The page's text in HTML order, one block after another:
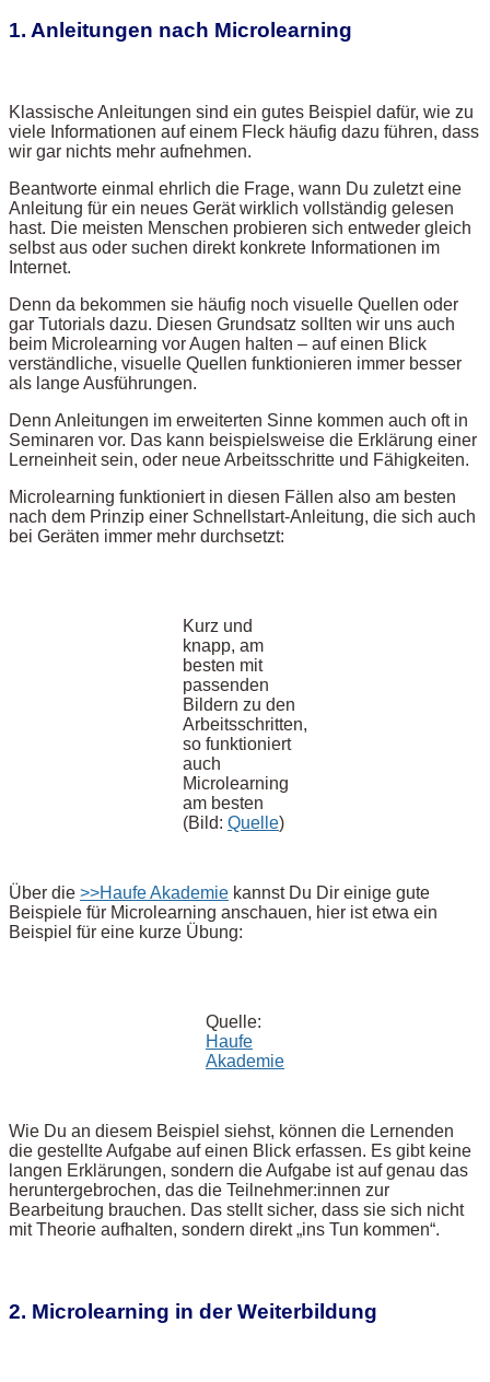
1. Anleitungen nach Microlearning
Klassische Anleitungen sind ein gutes Beispiel dafür, wie zu
viele Informationen auf einem Fleck häufig dazu führen, dass
wir gar nichts mehr aufnehmen.
Beantworte einmal ehrlich die Frage, wann Du zuletzt eine
Anleitung für ein neues Gerät wirklich vollständig gelesen
hast. Die meisten Menschen probieren sich entweder gleich
selbst aus oder suchen direkt konkrete Informationen im
Internet.
Denn da bekommen sie häufig noch visuelle Quellen oder
gar Tutorials dazu. Diesen Grundsatz sollten wir uns auch
beim Microlearning vor Augen halten – auf einen Blick
verständliche, visuelle Quellen funktionieren immer besser
als lange Ausführungen.
Denn Anleitungen im erweiterten Sinne kommen auch oft in
Seminaren vor. Das kann beispielsweise die Erklärung einer
Lerneinheit sein, oder neue Arbeitsschritte und Fähigkeiten.
Microlearning funktioniert in diesen Fällen also am besten
nach dem Prinzip einer Schnellstart-Anleitung, die sich auch
bei Geräten immer mehr durchsetzt:
Kurz und
knapp, am
besten mit
passenden
Bildern zu den
Arbeitsschritten,
so funktioniert
auch
Microlearning
am besten
(Bild: Quelle)
Über die >>Haufe Akademie kannst Du Dir einige gute
Beispiele für Microlearning anschauen, hier ist etwa ein
Beispiel für eine kurze Übung:
Quelle:
Haufe
Akademie
Wie Du an diesem Beispiel siehst, können die Lernenden
die gestellte Aufgabe auf einen Blick erfassen. Es gibt keine
langen Erklärungen, sondern die Aufgabe ist auf genau das
heruntergebrochen, das die Teilnehmer:innen zur
Bearbeitung brauchen. Das stellt sicher, dass sie sich nicht
mit Theorie aufhalten, sondern direkt „ins Tun kommen“.
2. Microlearning in der Weiterbildung